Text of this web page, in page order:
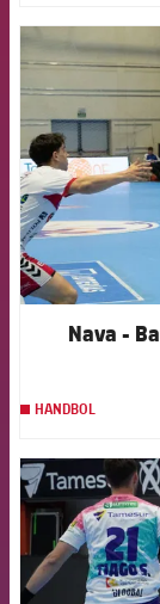
Nava -
HANDBOL